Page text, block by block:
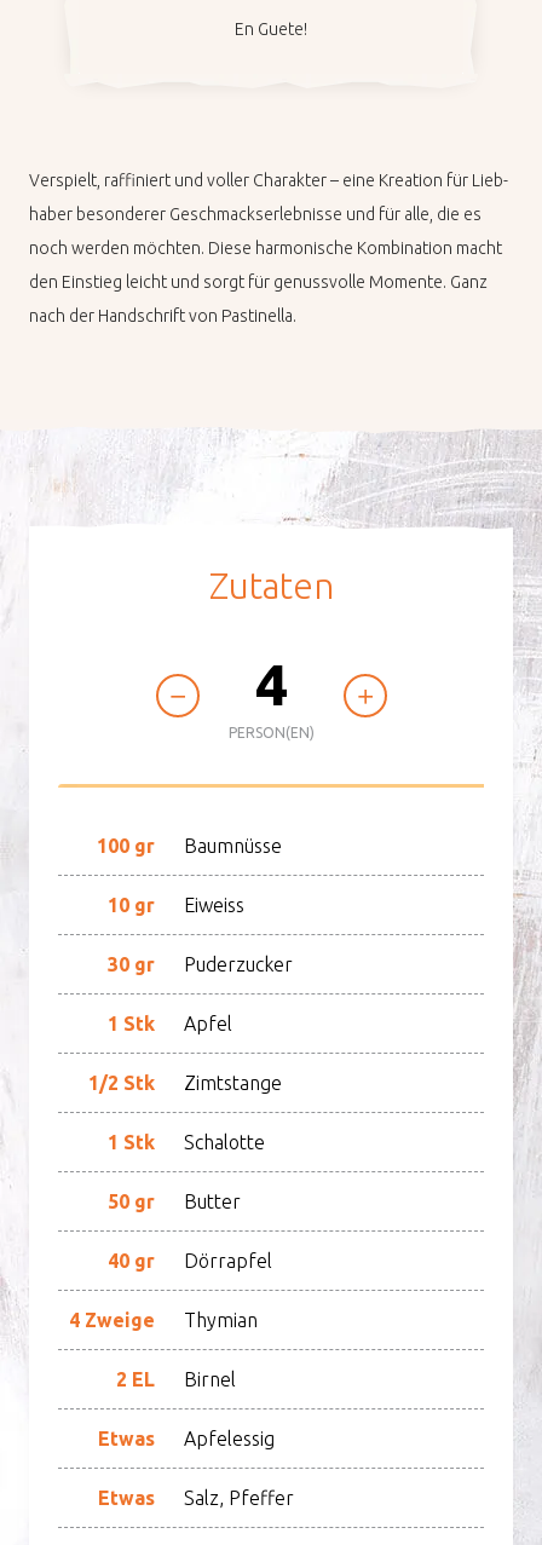
DE FR
En Guete!
Ver­spielt, raf­fi­niert und vol­ler Cha­rak­ter – eine Krea­ti­on für Lieb­
ha­ber be­son­de­rer Ge­schmacks­er­leb­nis­se und für alle, die es
noch wer­den möch­ten. Die­se har­mo­ni­sche Kom­bi­na­ti­on macht
den Ein­stieg leicht und sorgt für ge­nuss­vol­le Mo­men­te. Ganz
nach der Hand­schrift von Pas­ti­nella.
Zutaten
4
PERSON(EN)
100 gr Baumnüsse
10 gr Eiweiss
30 gr Puderzucker
1 Stk Apfel
1/2 Stk Zimtstange
1 Stk Schalotte
50 gr Butter
40 gr Dörrapfel
4 Zweige Thymian
2 EL Birnel
Etwas Apfelessig
Etwas Salz, Pfeffer